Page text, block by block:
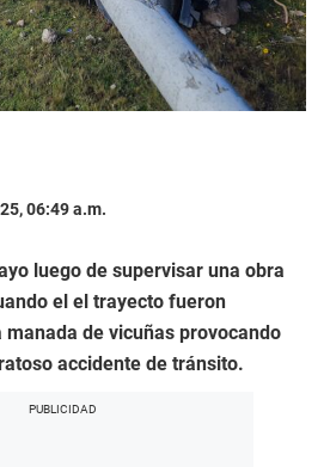
06:49 a.m.
luego de supervisar una obra
el el trayecto fueron
de vicuñas provocando
accidente de tránsito.